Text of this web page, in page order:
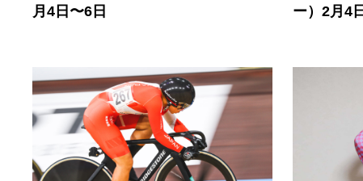
月4日〜6日
ー）2月4